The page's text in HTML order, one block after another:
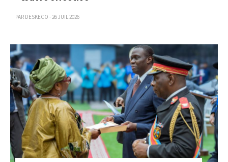
PAR DESKECO - 26 JUIL 2026